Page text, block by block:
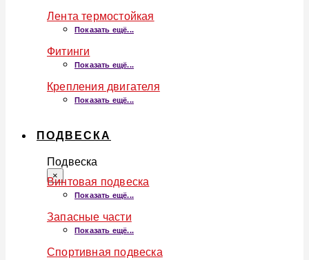
Лента термостойкая
Показать ещё...
Фитинги
Показать ещё...
Крепления двигателя
Показать ещё...
ПОДВЕСКА
Подвеска
×
Винтовая подвеска
Показать ещё...
Запасные части
Показать ещё...
Спортивная подвеска